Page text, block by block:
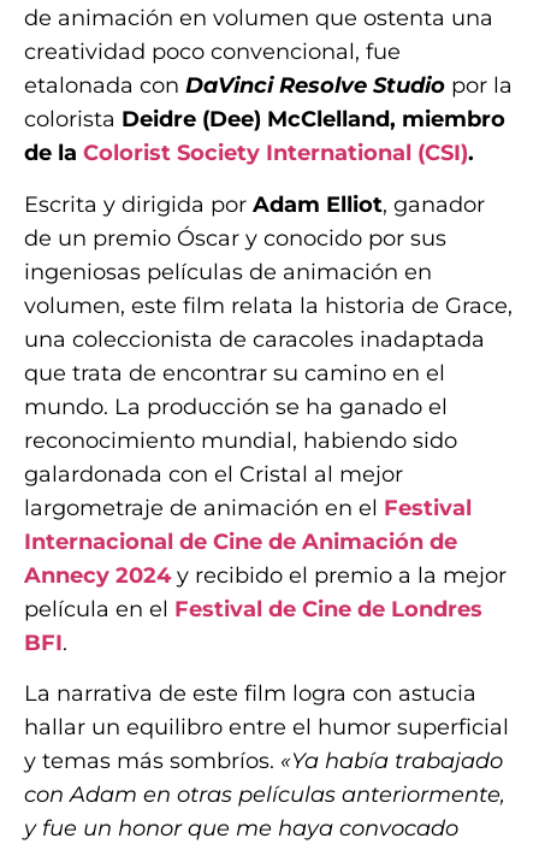
de animación en volumen que ostenta una
creatividad poco convencional, fue
etalonada con DaVinci Resolve Studio por la
colorista Deidre (Dee) McClelland, miembro
de la Colorist Society International (CSI).
Escrita y dirigida por Adam Elliot, ganador
de un premio Óscar y conocido por sus
ingeniosas películas de animación en
volumen, este film relata la historia de Grace,
una coleccionista de caracoles inadaptada
que trata de encontrar su camino en el
mundo. La producción se ha ganado el
reconocimiento mundial, habiendo sido
galardonada con el Cristal al mejor
largometraje de animación en el Festival
Internacional de Cine de Animación de
Annecy 2024y recibido el premio a la mejor
película en el Festival de Cine de Londres
BFI.
La narrativa de este film logra con astucia
hallar un equilibro entre el humor superficial
y temas más sombríos. «Ya había trabajado
con Adam en otras películas anteriormente,
y fue un honor que me haya convocado